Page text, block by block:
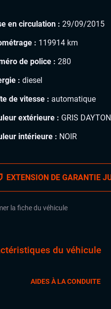
en circulation : 29/09/2015
: 119914 km
de police : 280
: diesel
de vitesse : automatique
extérieure : GRIS
intérieure : NOIR
EXTENSION DE GARANTIE
la fiche du véhicule
du véhicule
AIDES À LA CONDUITE